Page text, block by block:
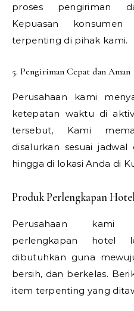
proses pengiriman
Kepuasan
terpenting di pihak kami.
5. Pengiriman Cepat dan Aman
Perusahaan kami
ketepatan waktu di
tersebut, Kami
disalurkan sesuai
hingga di lokasi Anda di
Produk Perlengkapan
Perusahaan kami
perlengkapan hotel
dibutuhkan guna
bersih, dan berkelas.
item terpenting yang